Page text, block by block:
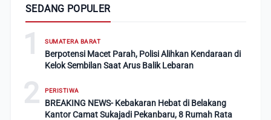
SEDANG POPULER
1 SUMATERA BARAT
Berpotensi Macet Parah, Polisi Alihkan Kendaraan di
Kelok Sembilan Saat Arus Balik Lebaran
2 PERISTIWA
BREAKING NEWS- Kebakaran Hebat di Belakang
Kantor Camat Sukajadi Pekanbaru, 8 Rumah Rata